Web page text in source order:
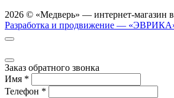
2026 © «Медверь» — интернет-магазин
Разработка и продвижение —
Заказ обратного звонка
Имя *
Телефон *